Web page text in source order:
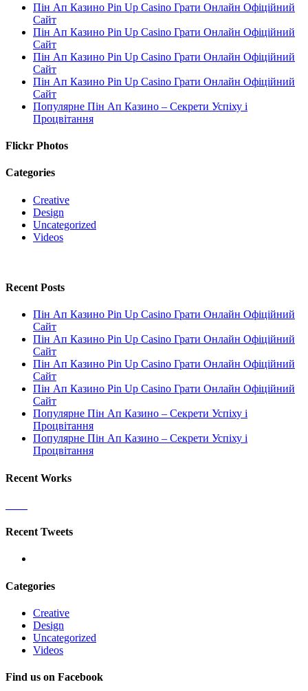
Пін Ап Казино Pin Up Casino Грати Онлайн Офіційний
Сайт
Пін Ап Казино Pin Up Casino Грати Онлайн Офіційний
Сайт
Пін Ап Казино Pin Up Casino Грати Онлайн Офіційний
Сайт
Пін Ап Казино Pin Up Casino Грати Онлайн Офіційний
Сайт
Популярне Пін Ап Казино – Секрети Успіху і
Процвітання
Flickr Photos
Categories
Creative
Design
Uncategorized
Videos
Recent Posts
Пін Ап Казино Pin Up Casino Грати Онлайн Офіційний
Сайт
Пін Ап Казино Pin Up Casino Грати Онлайн Офіційний
Сайт
Пін Ап Казино Pin Up Casino Грати Онлайн Офіційний
Сайт
Пін Ап Казино Pin Up Casino Грати Онлайн Офіційний
Сайт
Популярне Пін Ап Казино – Секрети Успіху і
Процвітання
Популярне Пін Ап Казино – Секрети Успіху і
Процвітання
Recent Works
Recent Tweets
Categories
Creative
Design
Uncategorized
Videos
Find us on Facebook